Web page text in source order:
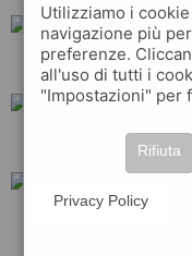
esso
Utilizziamo i
navigazione più
preferenze.
all'uso di tutti i
"Impostazioni" per
Rifiuta
Privacy Policy